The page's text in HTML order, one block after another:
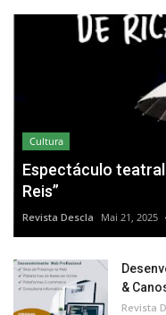
Cultura
Espectáculo
Reis”
Revista Descla Mai 21, 2025
&
Revista